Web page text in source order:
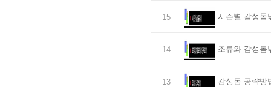
15 시즌별 감성돔
14 조류와 감성돔
13 감성돔 공략방